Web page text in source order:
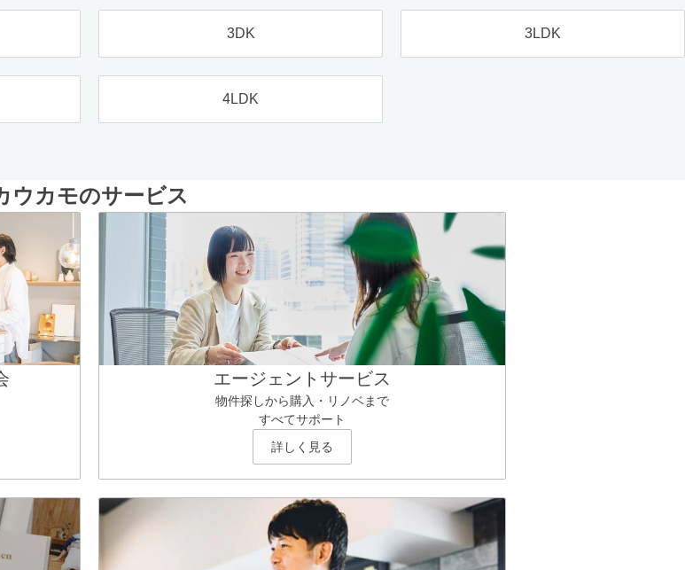
3DK 3LDK
4LDK
ウカモのサービス
エージェントサービス
物件探しから購入・リノベまで
すべてサポート
詳しく見る